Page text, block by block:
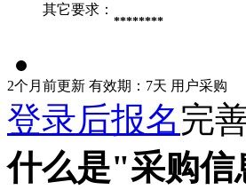
其它要求：
********
2个月前更新 有效期：7天 用户采购
登录后报名完
什么是"采购信